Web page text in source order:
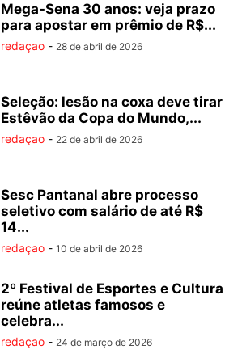
Mega-Sena 30 anos: veja prazo
para apostar em prêmio de R$...
redaçao - 28 de abril de 2026
Seleção: lesão na coxa deve tirar
Estêvão da Copa do Mundo,...
redaçao - 22 de abril de 2026
Sesc Pantanal abre processo
seletivo com salário de até R$
14...
redaçao - 10 de abril de 2026
2º Festival de Esportes e Cultura
reúne atletas famosos e
celebra...
redaçao - 24 de março de 2026